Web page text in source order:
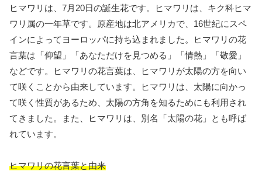
ヒマワリは、7月20日の誕生花です。ヒマワリは、キク科ヒマ
ワリ属の一年草です。原産地は北アメリカで、16世紀にスペ
インによってヨーロッパに持ち込まれました。ヒマワリの花
言葉は「仰望」「あなただけを見つめる」「情熱」「敬愛」
などです。ヒマワリの花言葉は、ヒマワリが太陽の方を向い
て咲くことから由来しています。ヒマワリは、太陽に向かっ
て咲く性質があるため、太陽の方角を知るためにも利用され
てきました。また、ヒマワリは、別名「太陽の花」とも呼ば
れています。
ヒマワリの花言葉と由来